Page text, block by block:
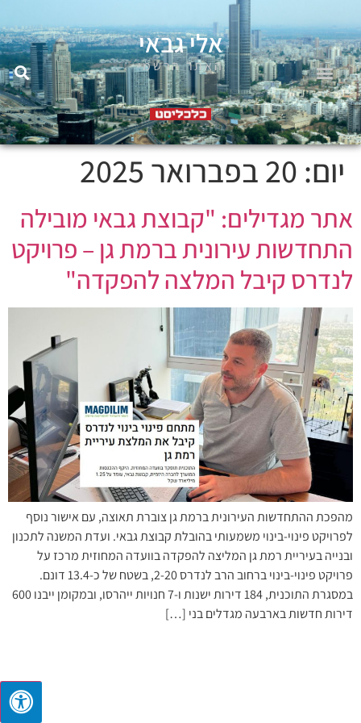
אלי גבאי
האתר הרשמי
יום: 20 בפברואר 2025
אתר מגדילים: "קבוצת גבאי מובילה
התחדשות עירונית ברמת גן – פרויקט
לנדרס קיבל המלצה להפקדה"
מהפכת ההתחדשות העירונית ברמת גן צוברת תאוצה, עם אישור נוסף
לפרויקט פינוי-בינוי משמעותי בהובלת קבוצת גבאי. ועדת המשנה לתכנון
ובנייה בעיריית רמת גן המליצה להפקדה בוועדה המחוזית מרכז על
פרויקט פינוי-בינוי ברחוב הרב לנדרס 2-20, בשטח של כ-13.4 דונם.
במסגרת התוכנית, 184 דירות ישנות ו-7 חנויות ייהרסו, ובמקומן ייבנו 600
דירות חדשות בארבעה מגדלים בני […]